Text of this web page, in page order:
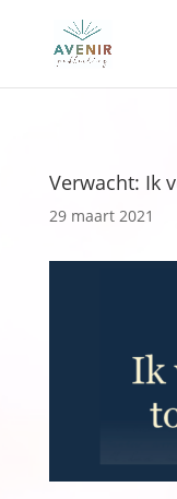
Verwacht: Ik
29 maart 2021